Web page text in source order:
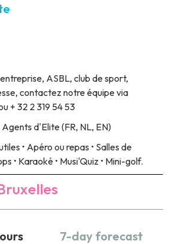
ASBL, club de sport,
contactez notre équipe via
+ 32 2 319 54 53
Agents d'Elite (FR, NL, EN)
• Apéro ou repas • Salles de
• Karaoké • Musi'Quiz • Mini-golf.
7-day forecast